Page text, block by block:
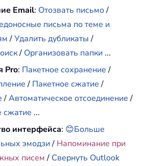
Email: Отозвать письмо/
письма по теме и
/Удалить дубликаты/
/ Организовать папки ...
Pro: Пакетное сохранение/
/ Пакетное сжатие/
/Автоматическое отсоединение/
сжатие ...
интерфейса: 😊Больше
эмодзи/ Напоминание при
писем/ Свернуть Outlook